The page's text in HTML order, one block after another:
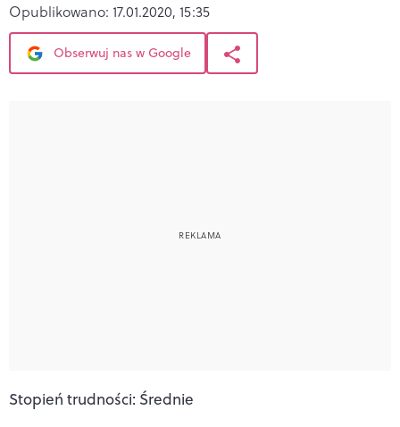
Opublikowano: 17.01.2020, 15:35
Obserwuj nas w Google
Stopień trudności: Średnie